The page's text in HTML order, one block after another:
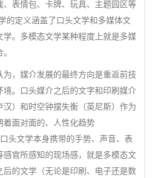
表情包、卡牌、玩具、主题园区等
的定义涵盖了口头文学和多媒体文
学。多模态文学某种程度上就是多媒
，媒介发展的最终方向是重返前技
境。口头媒介之后的文字和印刷媒介
）和时空钟摆失衡（英尼斯）作为
面对面的、人性化趋势
头文学本身携带的手势、声音、表
官所感知的现场感，就是多模态文
后的文学（无论是印刷、电子还是数